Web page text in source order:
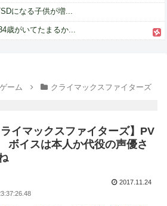
になる子供が増...
歳がいてたまるか...
ーム クライマックスファイターズ
ライマックスファイターズ】PV
イスは本人か代役の声優さ
2017.11.24